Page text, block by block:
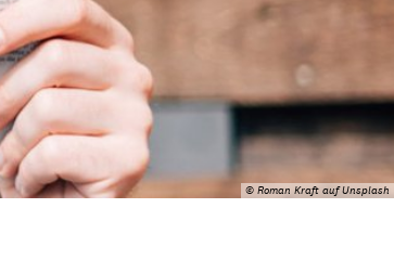
© Roman Kraft auf Unsplash